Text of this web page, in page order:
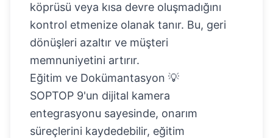
köprüsü veya kısa devre oluşmadığını
kontrol etmenize olanak tanır. Bu, geri
dönüşleri azaltır ve müşteri
memnuniyetini artırır.
Eğitim ve Dokümantasyon 💡
SOPTOP 9'un dijital kamera
entegrasyonu sayesinde, onarım
süreçlerini kaydedebilir, eğitim